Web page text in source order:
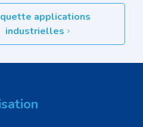
applications
industrielles